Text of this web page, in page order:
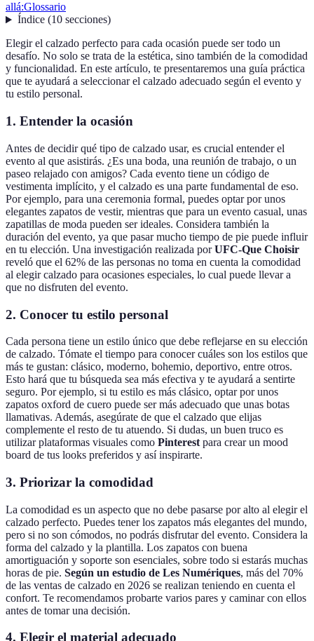
allá:Glossario
Índice(10 secciones)
Elegir el calzado perfecto para cada ocasión puede ser todo un
desafío. No solo se trata de la estética, sino también de la comodidad
y funcionalidad. En este artículo, te presentaremos una guía práctica
que te ayudará a seleccionar el calzado adecuado según el evento y
tu estilo personal.
1. Entender la ocasión
Antes de decidir qué tipo de calzado usar, es crucial entender el
evento al que asistirás. ¿Es una boda, una reunión de trabajo, o un
paseo relajado con amigos? Cada evento tiene un código de
vestimenta implícito, y el calzado es una parte fundamental de eso.
Por ejemplo, para una ceremonia formal, puedes optar por unos
elegantes zapatos de vestir, mientras que para un evento casual, unas
zapatillas de moda pueden ser ideales. Considera también la
duración del evento, ya que pasar mucho tiempo de pie puede influir
en tu elección. Una investigación realizada porUFC-Que Choisir
reveló que el 62% de las personas no toma en cuenta la comodidad
al elegir calzado para ocasiones especiales, lo cual puede llevar a
que no disfruten del evento.
2. Conocer tu estilo personal
Cada persona tiene un estilo único que debe reflejarse en su elección
de calzado. Tómate el tiempo para conocer cuáles son los estilos que
más te gustan: clásico, moderno, bohemio, deportivo, entre otros.
Esto hará que tu búsqueda sea más efectiva y te ayudará a sentirte
seguro. Por ejemplo, si tu estilo es más clásico, optar por unos
zapatos oxford de cuero puede ser más adecuado que unas botas
llamativas. Además, asegúrate de que el calzado que elijas
complemente el resto de tu atuendo. Si dudas, un buen truco es
utilizar plataformas visuales como Pinterest para crear un mood
board de tus looks preferidos y así inspirarte.
3. Priorizar la comodidad
La comodidad es un aspecto que no debe pasarse por alto al elegir el
calzado perfecto. Puedes tener los zapatos más elegantes del mundo,
pero si no son cómodos, no podrás disfrutar del evento. Considera la
forma del calzado y la plantilla. Los zapatos con buena
amortiguación y soporte son esenciales, sobre todo si estarás muchas
horas de pie. Según un estudio de Les Numériques, más del 70%
de las ventas de calzado en 2026 se realizan teniendo en cuenta el
confort. Te recomendamos probarte varios pares y caminar con ellos
antes de tomar una decisión.
4. Elegir el material adecuado